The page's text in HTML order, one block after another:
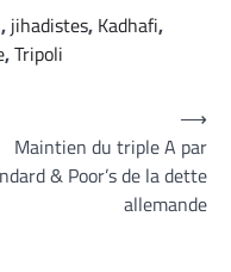
, jihadistes, Kadhafi,
,Tripoli
Maintien du triple A par
& Poor’s de la dette
allemande
⟶